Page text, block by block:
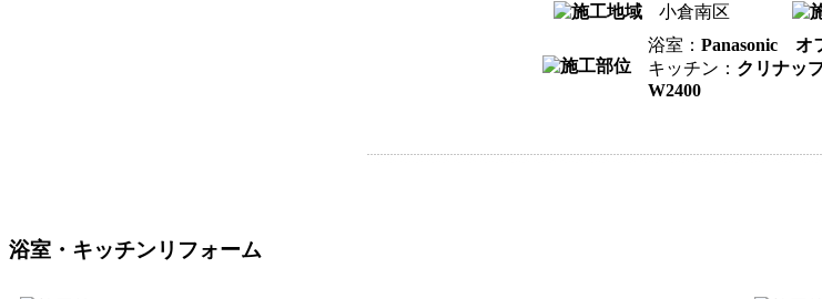
小倉南区
浴室： Panasonic オ
キッチン： クリナッ
W2400
浴室・キッチンリフォーム